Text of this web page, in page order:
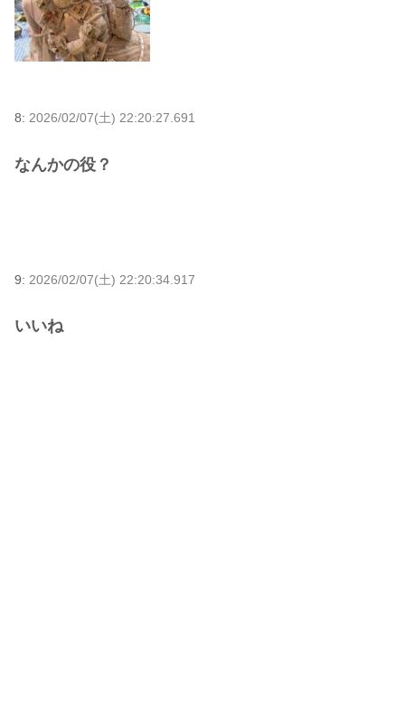
8: 2026/02/07(土) 22:20:27.691
なんかの役？
9: 2026/02/07(土) 22:20:34.917
いいね